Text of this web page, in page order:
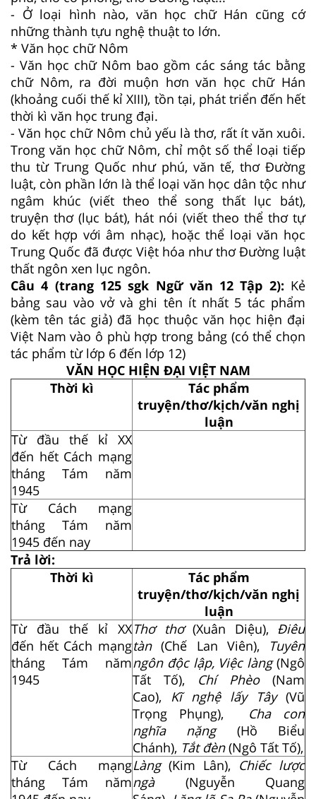
- Ở loại hình nào, văn học chữ Hán cũng cớ
những thành tựu nghệ thuật to lớn.
* Văn học chữ Nôm
- Văn học chữ Nôm bao gồm các sáng tác bằng
chữ Nôm, ra đời muộn hơn văn học chữ Hán
(khoảng cuối thế kỉ XIII), tồn tại, phát triển đến hết
thời kì văn học trung đại.
- Văn học chữ Nôm chủ yếu là thơ, rất ít văn xuôi.
Trong văn học chữ Nôm, chỉ một số thể loại tiếp
thu từ Trung Quốc như phú, văn tế, thơ Đường
luật, còn phần lớn là thể loại văn học dân tộc như
ngâm khúc (viết theo thể song thất lục bát),
truyện thơ (lục bát), hát nói (viết theo thể thơ tự
do kết hợp với âm nhạc), hoặc thể loại văn học
Trung Quốc đã được Việt hóa như thơ Đường luật
thất ngôn xen lục ngôn.
Câu 4 (trang 125 sgk Ngữ văn 12 Tập 2): Kẻ
bảng sau vào vở và ghi tên ít nhất 5 tác phẩm
(kèm tên tác giả) đã học thuộc văn học hiện đại
Việt Nam vào ô phù hợp trong bảng (có thể chọn
tác phẩm từ lớp 6 đến lớp 12)
VĂN HỌC HIỆN ĐẠI VIỆT NAM
Thời kì
Tác phẩm
truyện/thơ/kịch/văn nghị
luận
Từ đầu thế kỉ XX
đến hết Cách mạng
tháng Tám năm
1945
Từ Cách mạng
tháng Tám năm
1945 đến nay
Trả lời:
Thời kì
Tác phẩm
truyện/thơ/kịch/văn nghị
luận
Từ đầu thế kỉ XX
đến hết Cách mạng
tháng Tám năm
1945
Thơ thơ(Xuân Diệu), Điêu
tàn(Chế Lan Viên),
Tuyên
ngôn độc lập, Việc làng(Ngô
Tất Tố), Chí Phèo(Nam
Cao), Kĩ nghệ lấy Tây(Vũ
Trọng Phụng), Cha con
nghĩa nặng(Hồ Biểu
Chánh), Tắt đèn(Ngô Tất Tố),
Từ Cách mạng
tháng Tám năm
Làng(Kim Lân), Chiếc lược
ngà(Nguyễn Quang